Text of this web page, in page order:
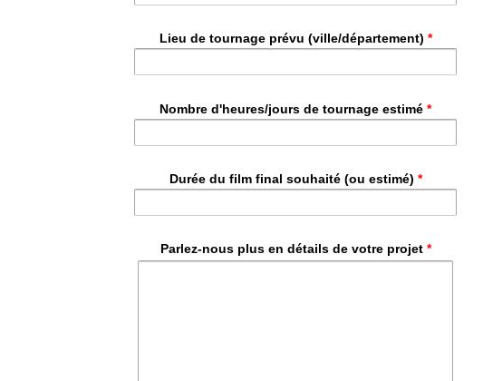
Lieu de tournage prévu (ville/département) *
Nombre d'heures/jours de tournage estimé *
Durée du film final souhaité (ou estimé) *
Parlez-nous plus en détails de votre projet *